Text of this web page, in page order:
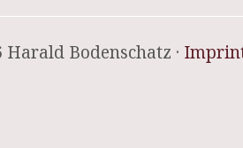
Bodenschatz ·